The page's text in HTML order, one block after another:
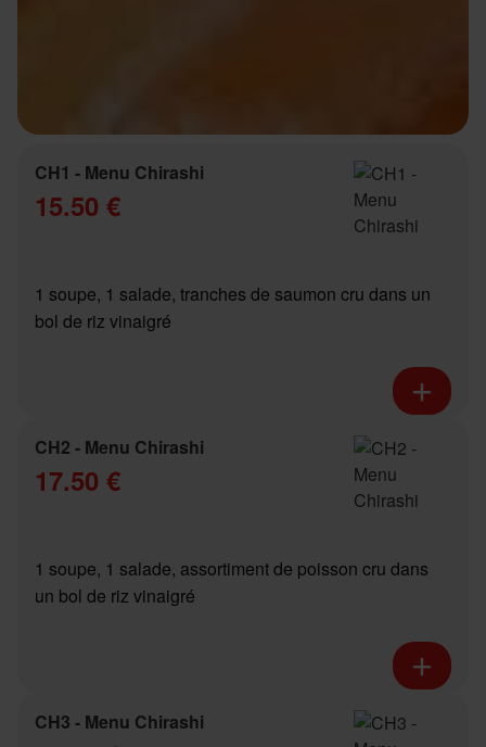
CH1 - Menu Chirashi
15.50 €
1 soupe, 1 salade, tranches de saumon cru dans un
bol de riz vinaigré
CH2 - Menu Chirashi
17.50 €
1 soupe, 1 salade, assortiment de poisson cru dans
un bol de riz vinaigré
CH3 - Menu Chirashi